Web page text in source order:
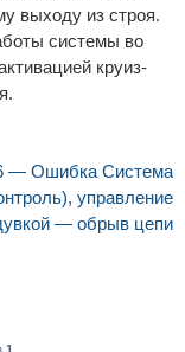
выходу из строя.
системы во
круиз-
— Ошибка Система
управление
— обрыв цепи